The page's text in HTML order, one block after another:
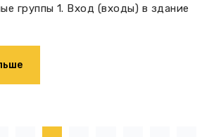
группы 1. Вход (входы) в здание